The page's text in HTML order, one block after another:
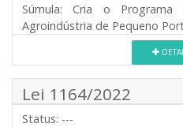
Súmula: Cria o Programa
Agroindústria de Pequeno
Lei 1164/2022
Status: ---